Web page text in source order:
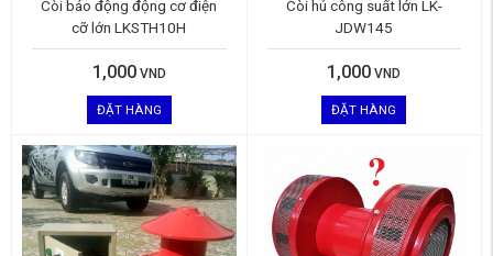
Còi báo động động cơ điện
cỡ lớn LKSTH10H
1,000 VND
ĐẶT HÀNG
Còi hú công suất lớn LK-
JDW145
1,000 VND
ĐẶT HÀNG